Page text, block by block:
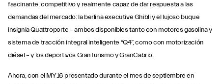
fascinante, competitivo y realmente capaz de dar respuesta a las
demandas del mercado: la berlina executive Ghibli y el lujoso buque
insignia Quattroporte – ambos disponibles tanto con motores gasolina y
sistema de tracción integral inteligente “Q4”, como con motorización
diésel – y los deportivos GranTurismo y GranCabrio.
Ahora, con el MY16 presentado durante el mes de septiembre en